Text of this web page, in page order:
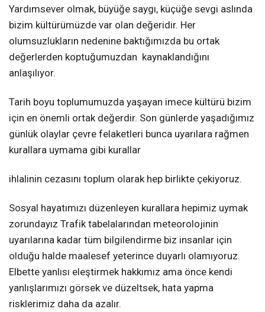
Yardımsever olmak, büyüğe saygı, küçüğe sevgi aslında
bizim kültürümüzde var olan değeridir. Her
olumsuzlukların nedenine baktığımızda bu ortak
değerlerden koptuğumuzdan kaynaklandığını
anlaşılıyor.
Tarih boyu toplumumuzda yaşayan imece kültürü bizim
için en önemli ortak değerdir. Son günlerde yaşadığımız
günlük olaylar çevre felaketleri bunca uyarılara rağmen
kurallara uymama gibi kurallar
ihlalinin cezasını toplum olarak hep birlikte çekiyoruz.
Sosyal hayatımızı düzenleyen kurallara hepimiz uymak
zorundayız Trafik tabelalarından meteorolojinin
uyarılarına kadar tüm bilgilendirme biz insanlar için
olduğu halde maalesef yeterince duyarlı olamıyoruz.
Elbette yanlısı eleştirmek hakkımız ama önce kendi
yanlışlarımızı görsek ve düzeltsek, hata yapma
risklerimiz daha da azalır.